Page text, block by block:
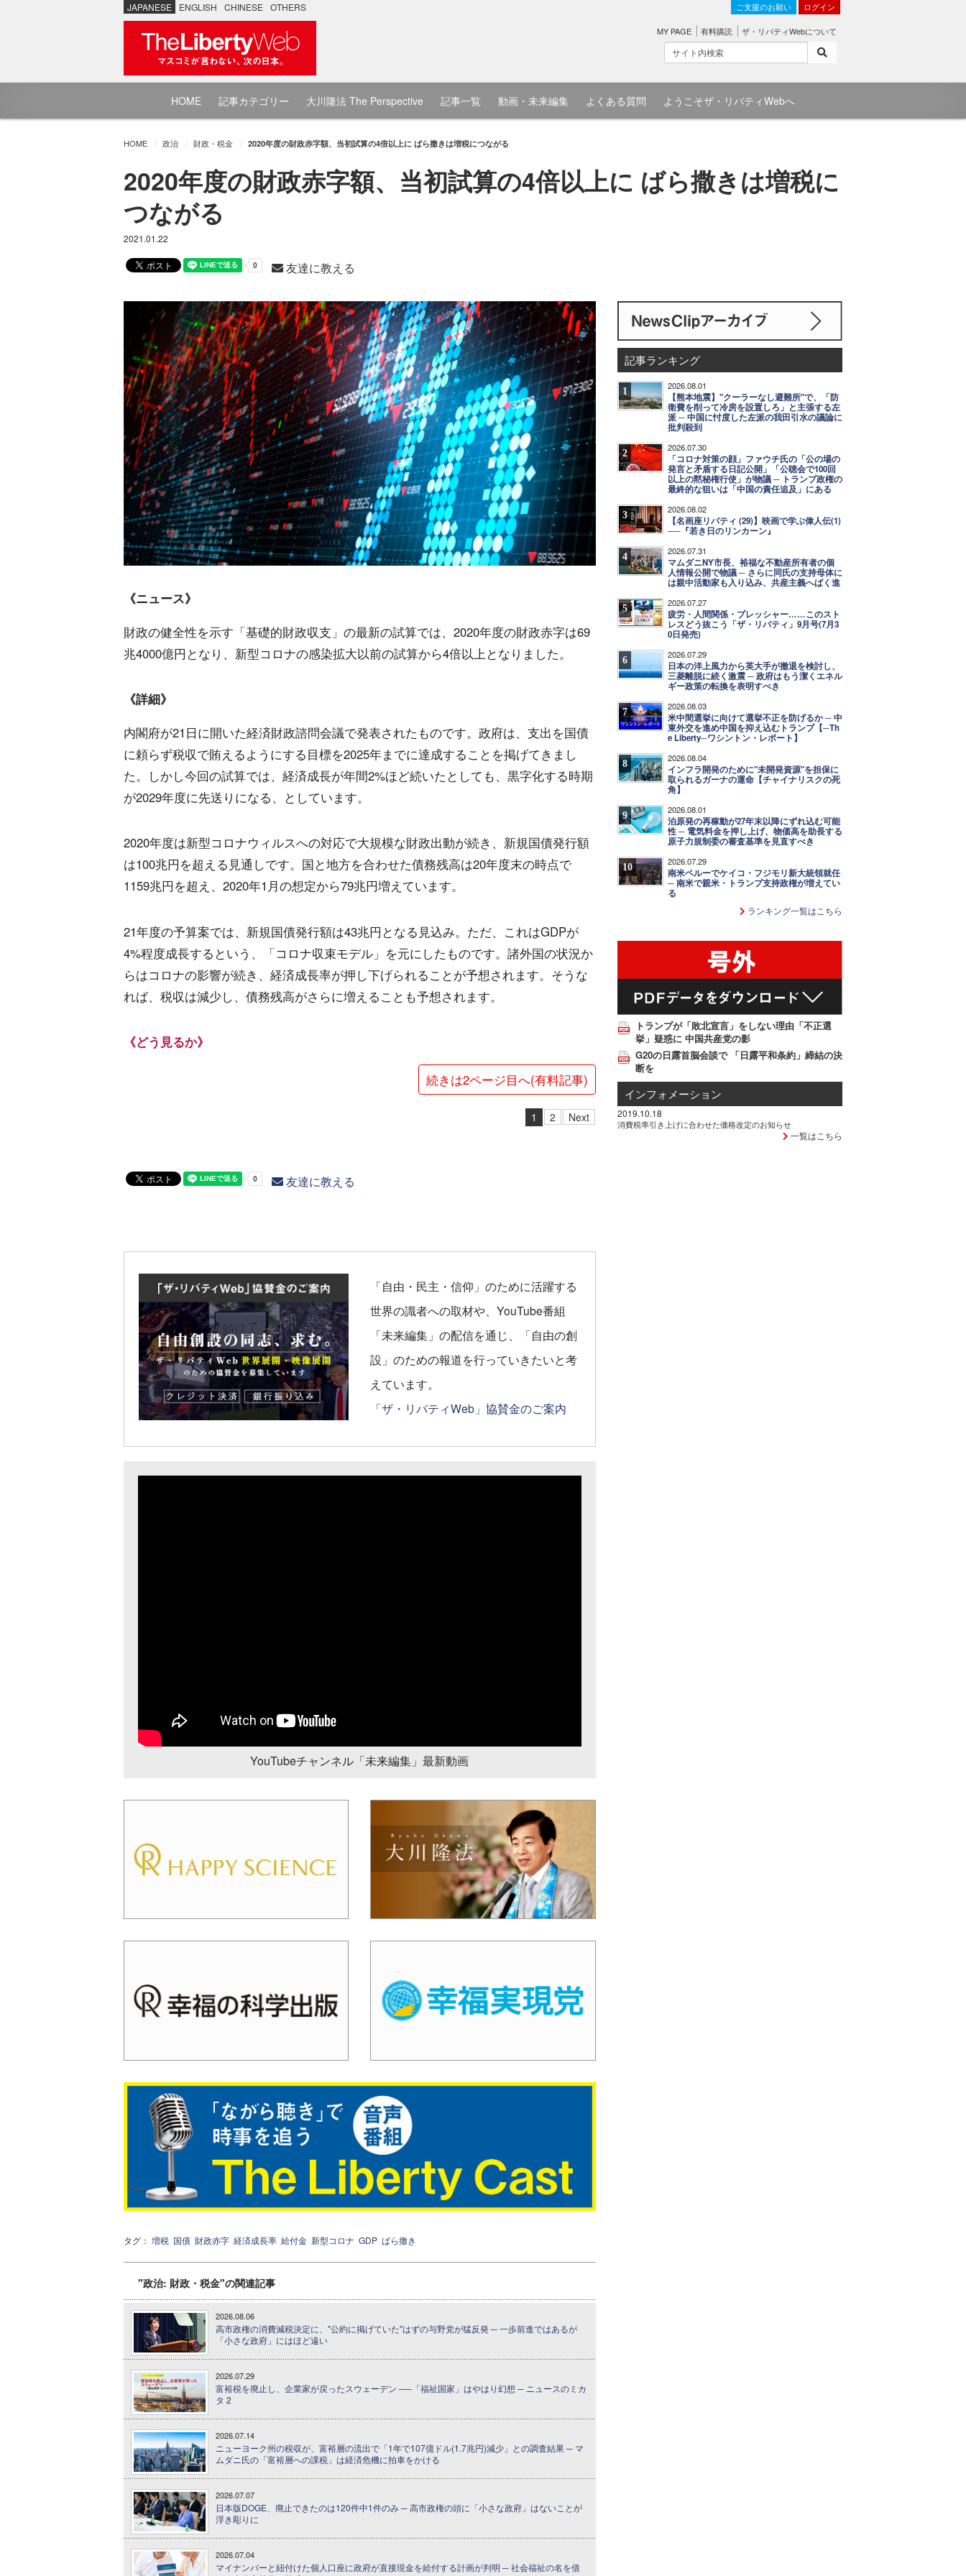
JAPANESE ENGLISH CHINESE OTHERS ご支援のお願い ログイン
MY PAGE 有料購読 ザ・リバティWebについて
HOME 記事カテゴリー 大川隆法 The Perspective 記事一覧 動画・未来編集 よくある質問 ようこそザ・リバティWebへ
HOME 政治 財政・税金 2020年度の財政赤字額、当初試算の4倍以上に ばら撒きは増税につながる
2020年度の財政赤字額、当初試算の4倍以上に ばら撒きは増税に
つながる
2021.01.22
友達に教える
《ニュース》
財政の健全性を示す「基礎的財政収支」の最新の試算では、2020年度の財政赤字は69
兆4000億円となり、新型コロナの感染拡大以前の試算から4倍以上となりました。
《詳細》
内閣府が21日に開いた経済財政諮問会議で発表されたものです。政府は、支出を国債
に頼らず税収で賄えるようにする目標を2025年までに達成することを掲げてきまし
た。しかし今回の試算では、経済成長が年間2%ほど続いたとしても、黒字化する時期
が2029年度に先送りになる、としています。
2020年度は新型コロナウィルスへの対応で大規模な財政出動が続き、新規国債発行額
は100兆円を超える見通しです。国と地方を合わせた債務残高は20年度末の時点で
1159兆円を超え、2020年1月の想定から79兆円増えています。
21年度の予算案では、新規国債発行額は43兆円となる見込み。ただ、これはGDPが
4%程度成長するという、「コロナ収束モデル」を元にしたものです。諸外国の状況か
らはコロナの影響が続き、経済成長率が押し下げられることが予想されます。そうな
れば、税収は減少し、債務残高がさらに増えることも予想されます。
《どう見るか》
続きは2ページ目へ(有料記事)
1 2 Next
友達に教える
「自由・民主・信仰」のために活躍する
世界の識者への取材や、YouTube番組
「未来編集」の配信を通じ、「自由の創
設」のための報道を行っていきたいと考
えています。
「ザ・リバティWeb」協賛金のご案内
YouTubeチャンネル「未来編集」最新動画
タグ： 増税 国債 財政赤字 経済成長率 給付金 新型コロナ GDP ばら撒き
"政治: 財政・税金"の関連記事
2026.08.06
高市政権の消費減税決定に、"公約に掲げていた"はずの与野党が猛反発 ─ 一歩前進ではあるが
「小さな政府」にはほど遠い
2026.07.29
富裕税を廃止し、企業家が戻ったスウェーデン ──「福祉国家」はやはり幻想 ─ ニュースのミカ
タ 2
2026.07.14
ニューヨーク州の税収が、富裕層の流出で「1年で107億ドル(1.7兆円)減少」との調査結果 ─ マ
ムダニ氏の「富裕層への課税」は経済危機に拍車をかける
2026.07.07
日本版DOGE、廃止できたのは120件中1件のみ ─ 高市政権の頭に「小さな政府」はないことが
浮き彫りに
2026.07.04
マイナンバーと紐付けた個人口座に政府が直接現金を給付する計画が判明 ─ 社会福祉の名を借
記事ランキング
1 2026.08.01
【熊本地震】"クーラーなし避難所"で、「防
衛費を削って冷房を設置しろ」と主張する左
派 ─ 中国に忖度した左派の我田引水の議論に
批判殺到
2 2026.07.30
「コロナ対策の顔」ファウチ氏の「公の場の
発言と矛盾する日記公開」「公聴会で100回
以上の黙秘権行使」が物議 ─ トランプ政権の
最終的な狙いは「中国の責任追及」にある
3 2026.08.02
【名画座リバティ (29)】映画で学ぶ偉人伝(1)
──『若き日のリンカーン』
4 2026.07.31
マムダニNY市長、裕福な不動産所有者の個
人情報公開で物議 ─ さらに同氏の支持母体に
は親中活動家も入り込み、共産主義へばく進
5 2026.07.27
疲労・人間関係・プレッシャー……このスト
レスどう抜こう「ザ・リバティ」9月号(7月3
0日発売)
6 2026.07.29
日本の洋上風力から英大手が撤退を検討し、
三菱離脱に続く激震 ─ 政府はもう潔くエネル
ギー政策の転換を表明すべき
7 2026.08.03
米中間選挙に向けて選挙不正を防げるか ─ 中
東外交を進め中国を抑え込むトランプ【─Th
e Liberty─ワシントン・レポート】
8 2026.08.04
インフラ開発のために"未開発資源"を担保に
取られるガーナの運命【チャイナリスクの死
角】
9 2026.08.01
泊原発の再稼動が27年末以降にずれ込む可能
性 ─ 電気料金を押し上げ、物価高を助長する
原子力規制委の審査基準を見直すべき
10 2026.07.29
南米ペルーでケイコ・フジモリ新大統領就任
─ 南米で親米・トランプ支持政権が増えてい
る
ランキング一覧はこちら
トランプが「敗北宣言」をしない理由「不正選
挙」疑惑に 中国共産党の影
G20の日露首脳会談で 「日露平和条約」締結の決
断を
インフォメーション
2019.10.18
消費税率引き上げに合わせた価格改定のお知らせ
一覧はこちら